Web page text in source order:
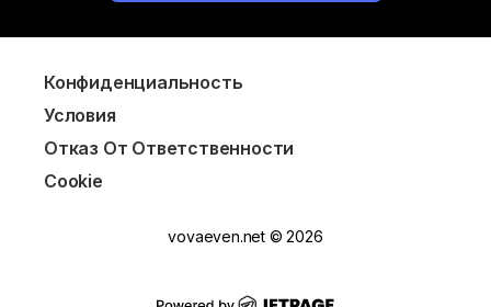
Конфиденциальность
Условия
Отказ От Ответственности
Cookie
vovaeven.net © 2026